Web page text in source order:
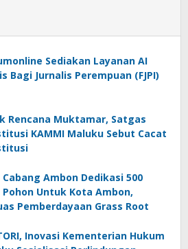
Sediakan Layanan AI
Bagi Jurnalis Perempuan (FJPI)
Rencana Muktamar, Satgas
KAMMI Maluku Sebut Cacat
Cabang Ambon Dedikasi 500
Untuk Kota Ambon,
Pemberdayaan Grass Root
Inovasi Kementerian Hukum